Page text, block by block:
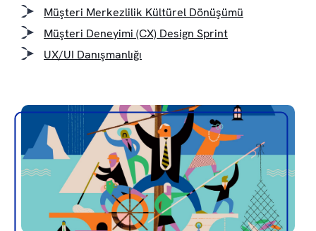
Müşteri Merkezlilik Kültürel Dönüşümü
Müşteri Deneyimi (CX) Design Sprint
UX/UI Danışmanlığı